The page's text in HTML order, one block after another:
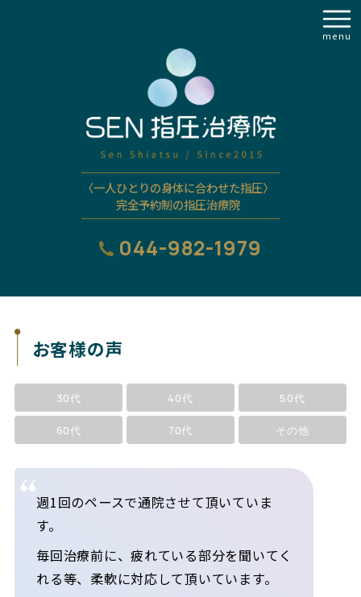
menu
〈一人ひとりの身体に合わせた指圧〉
完全予約制の指圧治療院
044-982-1979
お客様の声
30代 40代 50代
60代 70代 その他
週1回のペースで通院させて頂いていま
す。
毎回治療前に、疲れている部分を聞いてく
れる等、柔軟に対応して頂いています。